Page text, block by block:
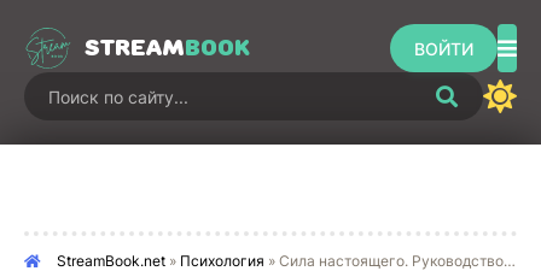
STREAMBOOK ВОЙТИ
StreamBook.net » Психология » Сила настоящего. Руководство к духовному просветлению